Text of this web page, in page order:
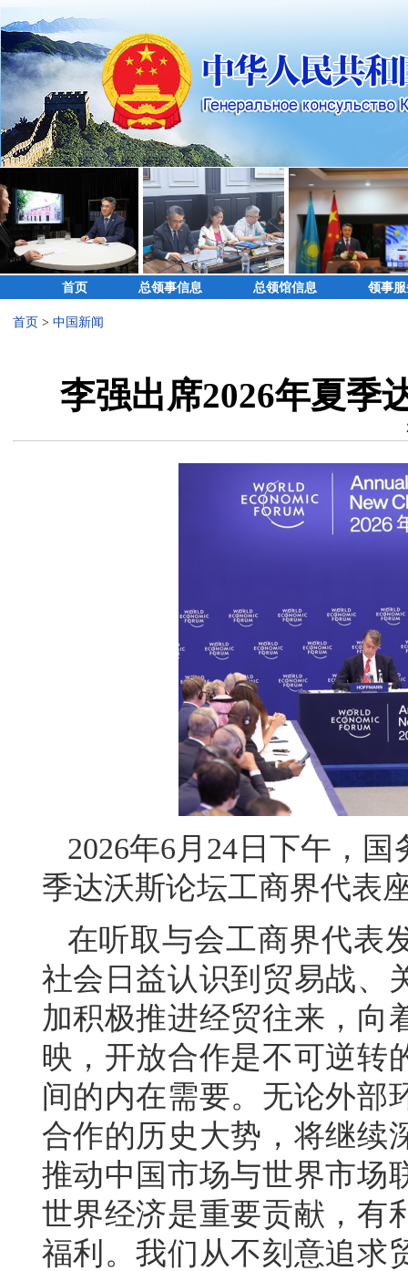
首页 总领事信息 总领馆信息 领事
首页 > 中国新闻
李强出席2026年夏季
2026年6月24日下午，
季达沃斯论坛工商界代表
在听取与会工商界代表
社会日益认识到贸易战、
加积极推进经贸往来，向
映，开放合作是不可逆转
间的内在需要。无论外部
合作的历史大势，将继续
推动中国市场与世界市场
世界经济是重要贡献，有
福利。我们从不刻意追求